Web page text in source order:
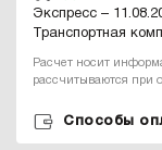
Экспресс –
Транспортная
Расчет носит
рассчитываются при
Способы